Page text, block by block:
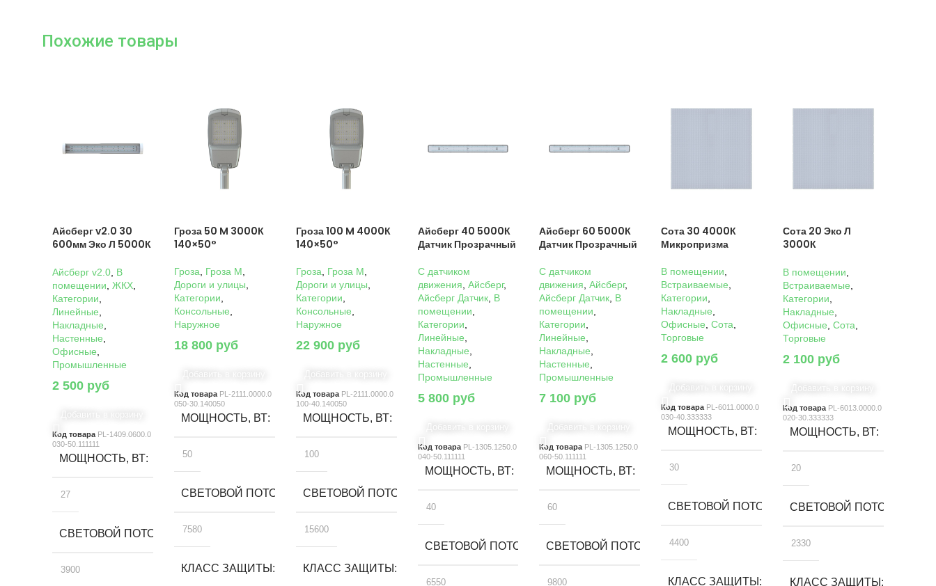
Похожие товары
Айсберг v2.0 30
600мм Эко Л 5000К
Айсберг v2.0 В
помещении ЖКХ
Категории
Линейные
Накладные
Настенные
Офисные
Промышленные
2 500 руб
Код товара PL-1409.0600.0
030-50.111111
МОЩНОСТЬ, ВТ
27
СВЕТОВОЙ ПОТОК, ЛМ
3900
Гроза 50 M 3000К
140×50°
Гроза Гроза M
Дороги и улицы
Категории
Консольные
Наружное
18 800 руб
Код товара PL-2111.0000.0
050-30.140050
МОЩНОСТЬ, ВТ
50
СВЕТОВОЙ ПОТОК, ЛМ
7580
КЛАСС ЗАЩИТЫ
Гроза 100 M 4000К
140×50°
Гроза Гроза M
Дороги и улицы
Категории
Консольные
Наружное
22 900 руб
Код товара PL-2111.0000.0
100-40.140050
МОЩНОСТЬ, ВТ
100
СВЕТОВОЙ ПОТОК, ЛМ
15600
КЛАСС ЗАЩИТЫ
Айсберг 40 5000К
Датчик Прозрачный
C датчиком
движения Айсберг,
Айсберг Датчик, В
помещении
Категории
Линейные
Накладные
Настенные
Промышленные
5 800 руб
Код товара PL-1305.1250.0
040-50.111111
МОЩНОСТЬ, ВТ
40
СВЕТОВОЙ ПОТОК, ЛМ
6550
Айсберг 60 5000К
Датчик Прозрачный
C датчиком
движения ,Айсберг,
Айсберг Датчик В
помещении
Категории
Линейные
Накладные
Настенные
Промышленные
7 100 руб
Код товара PL-1305.1250.0
060-50.111111
МОЩНОСТЬ, ВТ
60
СВЕТОВОЙ ПОТОК, ЛМ
9800
Сота 30 4000К
Микропризма
В помещении
Встраиваемые
Категории
Накладные
Офисные ,Сота
Торговые
2 600 руб
Код товара PL-6011.0000.0
030-40.333333
МОЩНОСТЬ, ВТ
30
СВЕТОВОЙ ПОТОК, ЛМ
4400
КЛАСС ЗАЩИТЫ
Сота 20 Эко Л
3000К
В помещении
Встраиваемые
Категории
Накладные
Офисные ,Сота
Торговые
2 100 руб
Код товара PL-6013.0000.0
020-30.333333
МОЩНОСТЬ, ВТ
20
СВЕТОВОЙ ПОТОК, ЛМ
2330
КЛАСС ЗАЩИТЫ